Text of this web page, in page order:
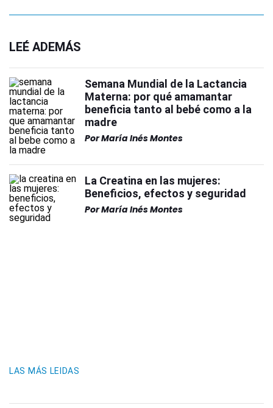
LEÉ ADEMÁS
Semana Mundial de la Lactancia
Materna: por qué amamantar
beneficia tanto al bebé como a la
madre
PorMaría Inés Montes
La Creatina en las mujeres:
Beneficios, efectos y seguridad
PorMaría Inés Montes
LAS MÁS LEIDAS